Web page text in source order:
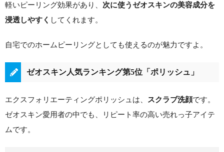
軽いピーリング効果があり、 次に使うゼオスキンの美容成分を
浸透しやすく してくれます。
自宅でのホームピーリングとしても使えるのが魅力ですよ。
ゼオスキン人気ランキング第5位「ポリッシュ」
エクスフォリエーティングポリッシュは、 スクラブ洗顔です。
ゼオスキン愛用者の中でも、リピート率の高い売れっ子アイテ
ムです。